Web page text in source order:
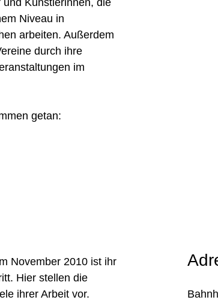
Künstlerinnen, die
Niveau in
arbeiten. Außerdem
durch ihre
im
getan:
November 2010 ist ihr
Hier stellen die
ihrer Arbeit vor.